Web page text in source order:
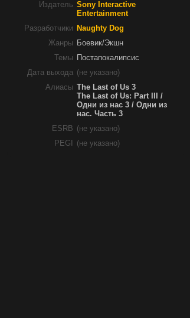
Издатель Sony Interactive
Entertainment
Разработчики
Naughty Dog
Жанры Боевик/Экшн
Темы
Постапокалипсис
Дата выхода (не указано)
Алиасы The Last of Us 3
The Last of Us: Part III /
Одни из нас 3 / Одни из
нас. Часть 3
ESRB (не указано)
PEGI
(не указано)